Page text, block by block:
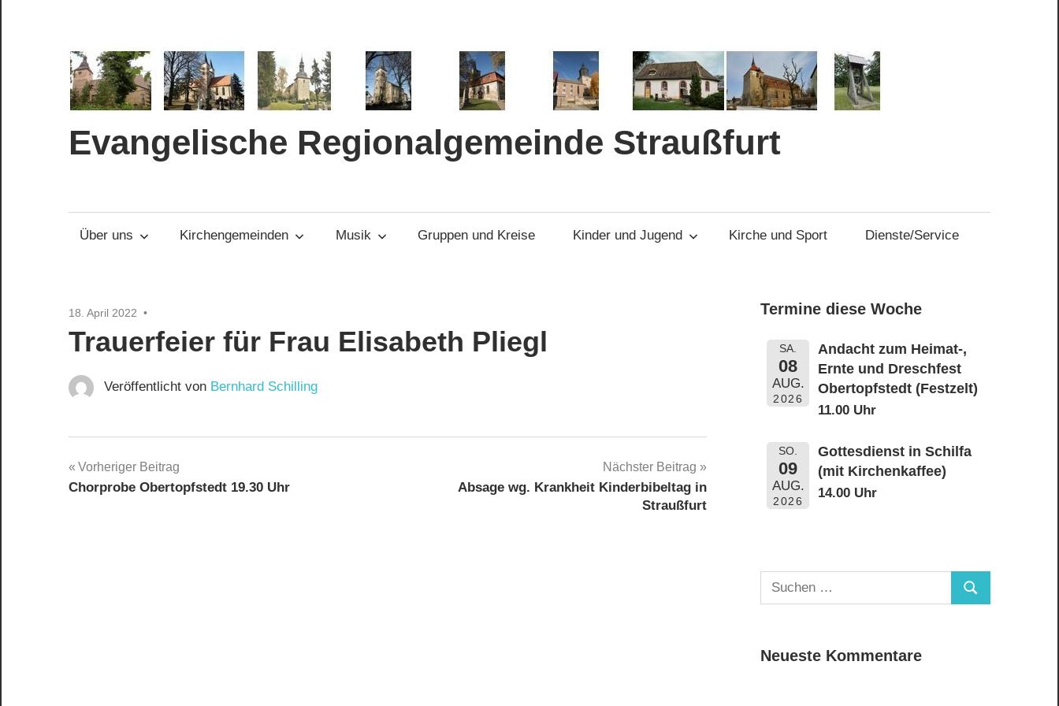
springen
Evangelische Regionalgemeinde Straußfurt
Über uns Kirchengemeinden Musik Gruppen und Kreise Kinder und Jugend Kirche und Sport Dienste/Service
18. April 2022
Trauerfeier für Frau Elisabeth Pliegl
Veröffentlicht von Bernhard Schilling
Beitragsnavigation
Vorheriger Beitrag
Chorprobe Obertopfstedt 19.30 Uhr
Nächster Beitrag
Absage wg. Krankheit Kinderbibeltag in
Straußfurt
Termine diese Woche
SA.
08
AUG.
2026
Andacht zum Heimat-,
Ernte und Dreschfest
Obertopfstedt (Festzelt)
11.00 Uhr
SO.
09
AUG.
2026
Gottesdienst in Schilfa
(mit Kirchenkaffee)
14.00 Uhr
Suchen
nach:
Suchen
Neueste Kommentare